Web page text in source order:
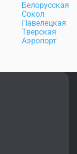
Белорусская
Сокол
Павелецкая
Тверская
Аэропорт